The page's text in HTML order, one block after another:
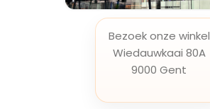
Bezoek onze winkel
Wiedauwkaai 80A
9000 Gent